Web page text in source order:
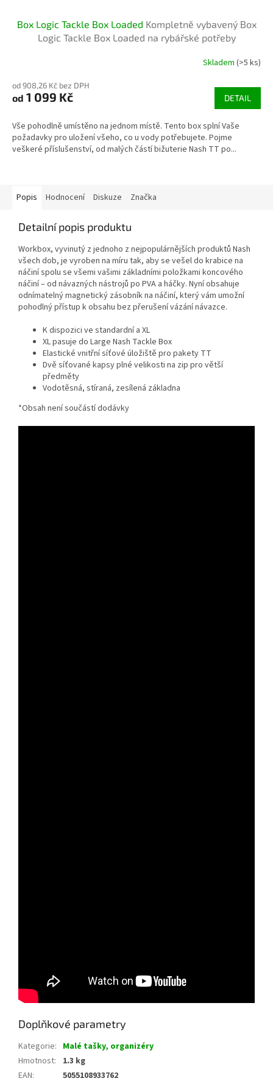
Box Logic Tackle Box Loaded Kompletně vybavený Box
Logic Tackle Box Loaded na rybářské potřeby
Skladem (>5 ks)
od 908,26 Kč bez DPH
od 1 099 Kč DETAIL
Vše pohodlně umístěno na jednom místě. Tento box splní Vaše
požadavky pro uložení všeho, co u vody potřebujete. Pojme
veškeré příslušenství, od malých částí bižuterie Nash TT po...
Popis Hodnocení Diskuze Značka
Detailní popis produktu
Workbox, vyvinutý z jednoho z nejpopulárnějších produktů Nash
všech dob, je vyroben na míru tak, aby se vešel do krabice na
náčiní spolu se všemi vašimi základními položkami koncového
náčiní – od návazných nástrojů po PVA a háčky. Nyní obsahuje
odnímatelný magnetický zásobník na náčiní, který vám umožní
pohodlný přístup k obsahu bez přerušení vázání návazce.
K dispozici ve standardní a XL
XL pasuje do Large Nash Tackle Box
Elastické vnitřní síťové úložiště pro pakety TT
Dvě síťované kapsy plné velikosti na zip pro větší
předměty
Vodotěsná, stíraná, zesílená základna
*Obsah není součástí dodávky
Doplňkové parametry
Kategorie: Malé tašky, organizéry
Hmotnost:
1.3 kg
EAN: 5055108933762